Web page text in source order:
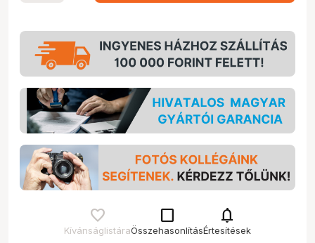
Kívánságlistára
check_box_outline_blank
Összehasonlítás
notifications
Értesítések